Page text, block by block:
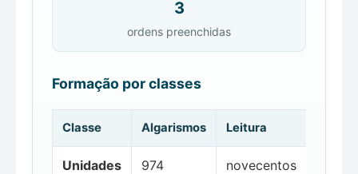
3
ordens preenchidas
Formação por classes
Classe Algarismos Leitura
Unidades
974
novecentos